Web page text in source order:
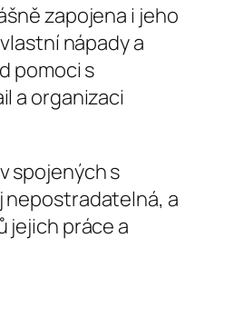
zapojena i jeho
nápady a
pomoci s
a organizaci
spojených s
nepostradatelná, a
jejich práce a